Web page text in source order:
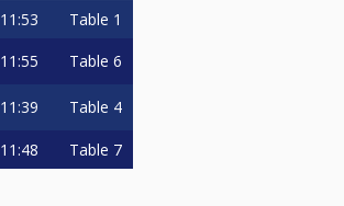
11:53 Table 1
11:55 Table 6
11:39 Table 4
11:48 Table 7